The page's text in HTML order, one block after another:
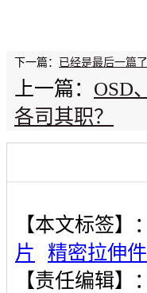
下一篇： 已经是最后一篇了
上一篇： OSD
各司其职？
【本文标签】：
片
精密拉伸件
【责任编辑】：